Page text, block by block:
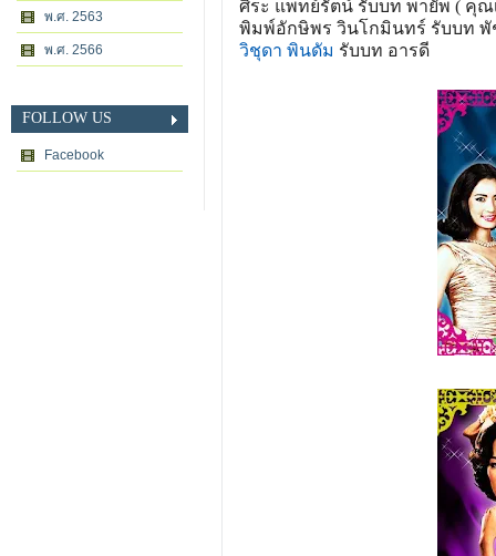
พ.ศ. 2563
พ.ศ. 2566
FOLLOW US
Facebook
ศิระ แพทย์รัตน์ รับบท พายัพ ( คุณ
พิมพ์อักษิพร วินโกมินทร์ รับบท พั
วิชุดา พินดัม รับบท อารดี